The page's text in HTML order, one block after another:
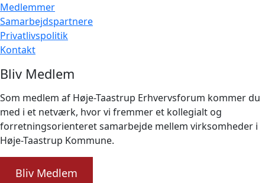
Medlemmer
Samarbejdspartnere
Privatlivspolitik
Kontakt
Bliv Medlem
Som medlem af Høje-Taastrup Erhvervsforum kommer du
med i et netværk, hvor vi fremmer et kollegialt og
forretningsorienteret samarbejde mellem virksomheder i
Høje-Taastrup Kommune.
Bliv Medlem